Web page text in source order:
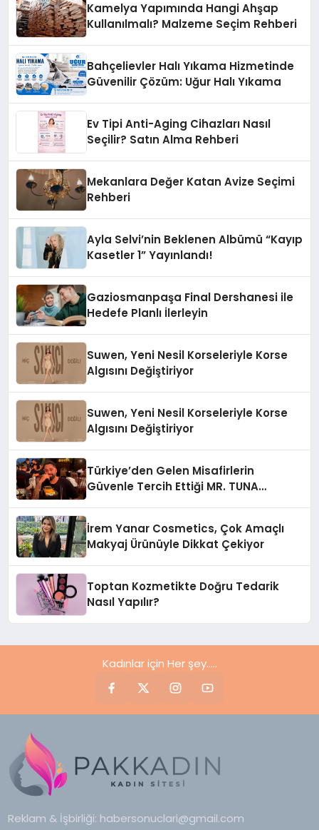
Kamelya Yapımında Hangi Ahşap
Kullanılmalı? Malzeme Seçim Rehberi
Bahçelievler Halı Yıkama Hizmetinde
Güvenilir Çözüm: Uğur Halı Yıkama
Ev Tipi Anti-Aging Cihazları Nasıl
Seçilir? Satın Alma Rehberi
Mekanlara Değer Katan Avize Seçimi
Rehberi
Ayla Selvi’nin Beklenen Albümü “Kayıp
Kasetler 1” Yayınlandı!
Gaziosmanpaşa Final Dershanesi ile
Hedefe Planlı İlerleyin
Suwen, Yeni Nesil Korseleriyle Korse
Algısını Değiştiriyor
Suwen, Yeni Nesil Korseleriyle Korse
Algısını Değiştiriyor
Türkiye’den Gelen Misafirlerin
Güvenle Tercih Ettiği MR. TUNA
İrem Yanar Cosmetics, Çok Amaçlı
Makyaj Ürünüyle Dikkat Çekiyor
Toptan Kozmetikte Doğru Tedarik
Nasıl Yapılır?
Kadınlar için Her şey.....
Reklam & İşbirliği: habersonuclari@gmail.com